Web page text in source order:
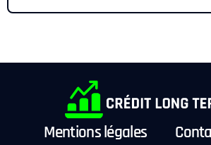
Mentions légales